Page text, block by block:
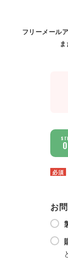
フリーメール
必須
お